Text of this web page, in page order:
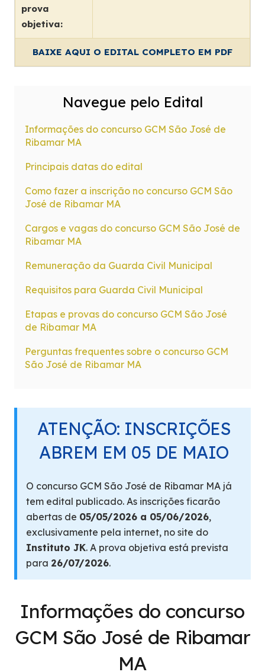
prova
objetiva:
BAIXE AQUI O EDITAL COMPLETO EM PDF
Navegue pelo Edital
Informações do concurso GCM São José de
Ribamar MA
Principais datas do edital
Como fazer a inscrição no concurso GCM São
José de Ribamar MA
Cargos e vagas do concurso GCM São José de
Ribamar MA
Remuneração da Guarda Civil Municipal
Requisitos para Guarda Civil Municipal
Etapas e provas do concurso GCM São José
de Ribamar MA
Perguntas frequentes sobre o concurso GCM
São José de Ribamar MA
ATENÇÃO: INSCRIÇÕES
ABREM EM 05 DE MAIO
O concurso GCM São José de Ribamar MA já
tem edital publicado. As inscrições ficarão
abertas de 05/05/2026 a 05/06/2026,
exclusivamente pela internet, no site do
Instituto JK. A prova objetiva está prevista
para 26/07/2026.
Informações do concurso
GCM São José de Ribamar
MA